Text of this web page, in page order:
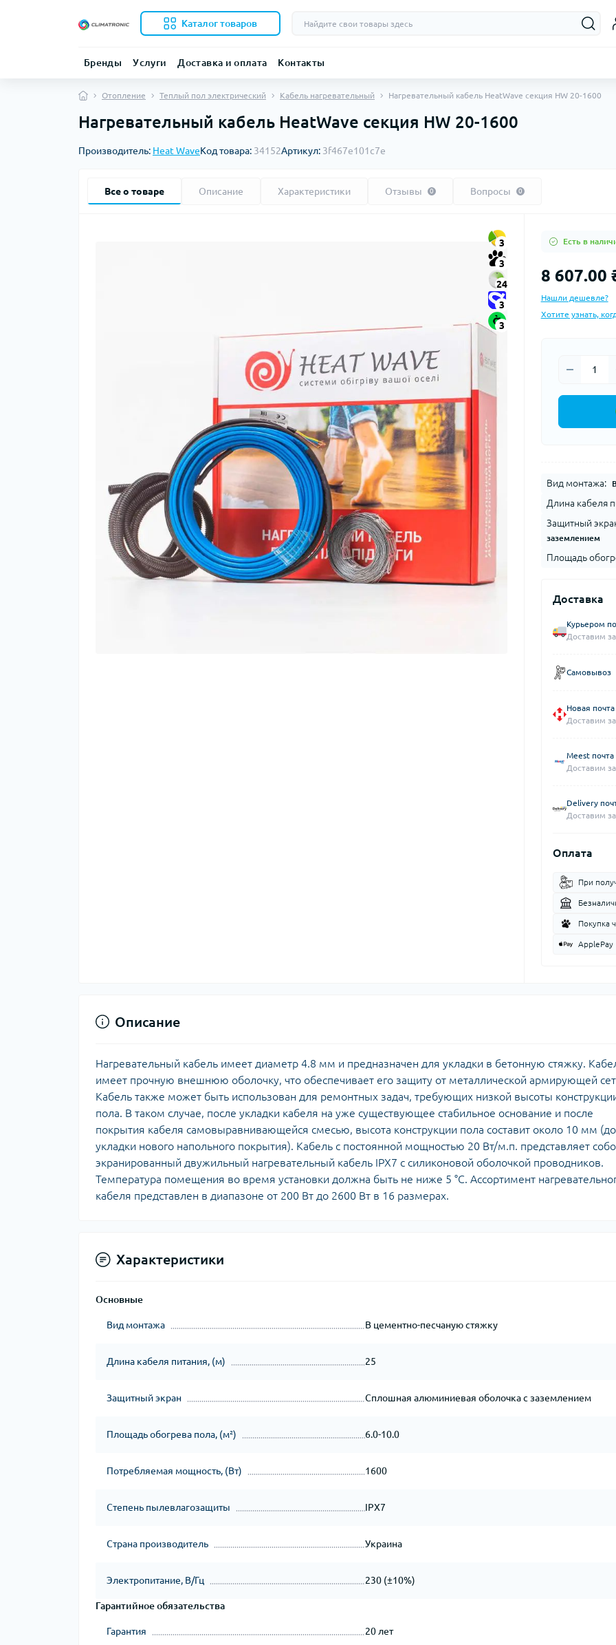
Каталог товаров
Бренды Услуги Доставка и оплата Контакты
Отопление Теплый пол электрический Кабель нагревательный Нагревательный кабель HeatWave cекция HW 20-1600
Нагревательный кабель HeatWave cекция HW 20-1600
Производитель: Heat WaveКод товара: 34152Артикул: 3f467e101c7e
Все о товаре Описание Характеристики Отзывы 0 Вопросы 0
3
3
24
3
3
Есть в
8 607.00
Нашли дешевле?
Хотите узнать,
Вид монтажа:
Длина кабеля
Защитный
заземлением
Площадь
Доставка
Курьером
Доставим
Самовывоз
Новая почта
Доставим
Meest почта
Доставим
Delivery
Доставим
Оплата
При
Покупка
ApplePay
Описание
Нагревательный кабель имеет диаметр 4.8 мм и предназначен для укладки в бетонную стяжку.
имеет прочную внешнюю оболочку, что обеспечивает его защиту от металлической армирующей
Кабель также может быть использован для ремонтных задач, требующих низкой высоты
пола. В таком случае, после укладки кабеля на уже существующее стабильное основание и после
покрытия кабеля самовыравнивающейся смесью, высота конструкции пола составит около 10 мм (до
укладки нового напольного покрытия). Кабель с постоянной мощностью 20 Вт/м.п. представляет
экранированный двужильный нагревательный кабель IPX7 с силиконовой оболочкой проводников.
Температура помещения во время установки должна быть не ниже 5 °С. Ассортимент
кабеля представлен в диапазоне от 200 Вт до 2600 Вт в 16 размерах.
Характеристики
Основные
Вид монтажа В цементно-песчаную стяжку
Длина кабеля питания, (м) 25
Защитный экран Сплошная алюминиевая оболочка с заземлением
Площадь обогрева пола, (м²) 6.0-10.0
Потребляемая мощность, (Вт) 1600
Степень пылевлагозащиты IPX7
Страна производитель Украина
Электропитание, В/Гц 230 (±10%)
Гарантийное обязательства
Гарантия 20 лет